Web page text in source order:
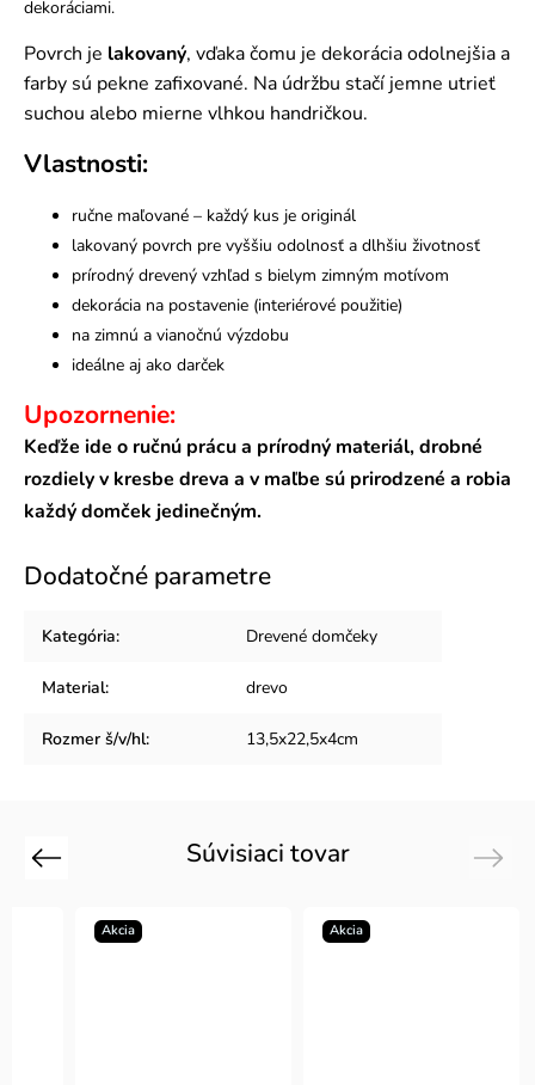
dekoráciami.
Povrch je lakovaný, vďaka čomu je dekorácia odolnejšia a
farby sú pekne zafixované. Na údržbu stačí jemne utrieť
suchou alebo mierne vlhkou handričkou.
Vlastnosti:
ručne maľované – každý kus je originál
lakovaný povrch pre vyššiu odolnosť a dlhšiu životnosť
prírodný drevený vzhľad s bielym zimným motívom
dekorácia na postavenie (interiérové použitie)
na zimnú a vianočnú výzdobu
ideálne aj ako darček
Upozornenie:
Keďže ide o ručnú prácu a prírodný materiál, drobné
rozdiely v kresbe dreva a v maľbe sú prirodzené a robia
každý domček jedinečným.
Dodatočné parametre
Kategória: Drevené domčeky
Material: drevo
Rozmer š/v/hl: 13,5x22,5x4cm
Súvisiaci tovar
Previous
Akcia Akcia
Next